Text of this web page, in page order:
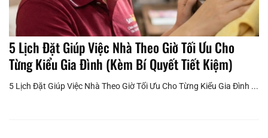
5 Lịch Đặt Giúp Việc Nhà Theo Giờ Tối Ưu Cho
Từng Kiểu Gia Đình (Kèm Bí Quyết Tiết Kiệm)
5 Lịch Đặt Giúp Việc Nhà Theo Giờ Tối Ưu Cho Từng Kiểu Gia Đình ...